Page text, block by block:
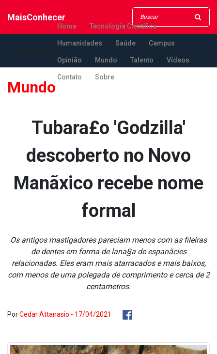
MaisConhecer
Home Tecnologia Científica
Humanidades Saúde Campus
Opinião Mundo Talento Vídeos
Contato Sobre
Mundo
Tubara£o 'Godzilla'
descoberto no Novo
Manãxico recebe nome
formal
Os antigos mastigadores pareciam menos com as fileiras
de dentes em forma de lana§a de espanãcies
relacionadas. Eles eram mais atarracados e mais baixos,
com menos de uma polegada de comprimento e cerca de 2
centa­metros.
PorCedar Attanasio - 17/04/2021